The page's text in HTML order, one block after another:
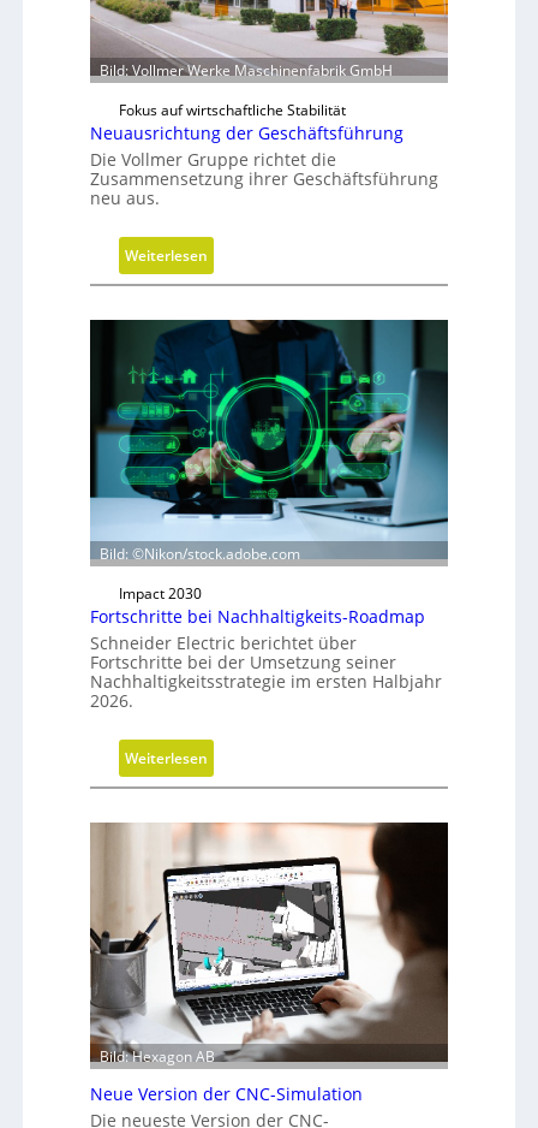
r
m
o
b
i
l
Bild: Vollmer Werke Maschinenfabrik GmbH
Fokus auf wirtschaftliche Stabilität
Neuausrichtung der Geschäftsführung
Die Vollmer Gruppe richtet die
Zusammensetzung ihrer Geschäftsführung
neu aus.
Weiterlesen
N
u
s
r
i
c
u
g
d
e
r
c
ä
f
t
s
f
ü
h
r
n
g
Bild: ©Nikon/stock.adobe.com
Impact 2030
Fortschritte bei Nachhaltigkeits-Roadmap
Schneider Electric berichtet über
Fortschritte bei der Umsetzung seiner
Nachhaltigkeitsstrategie im ersten Halbjahr
2026.
Weiterlesen
F
r
s
c
h
r
i
t
e
b
Bild: Hexagon AB
Neue Version der CNC-Simulation
Die neueste Version der CNC-